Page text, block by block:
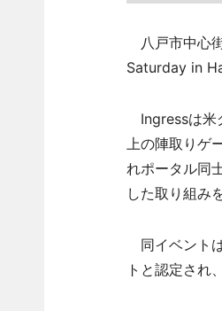
八戸市中心
Saturday in
Ingressは米
上の陣取りゲ
れポータル同
した取り組み
同イベント
トと認定され